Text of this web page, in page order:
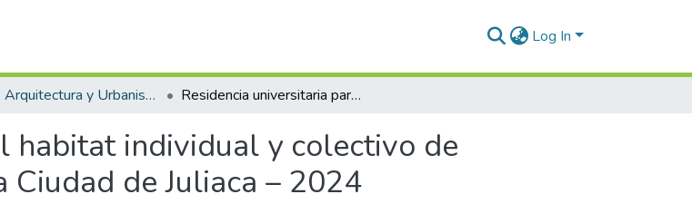
Log In
E.P. Arquitectura y Urbanismo Residencia universitaria para el habitat individual y colectivo de estudiantes no residentes de la Ciudad de Juliaca – 2024
habitat individual y colectivo de
de Juliaca – 2024